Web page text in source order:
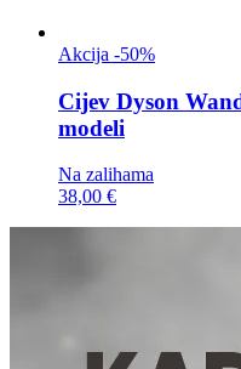
Akcija -50%
Cijev Dyson
modeli
Na zalihama
38,00 €